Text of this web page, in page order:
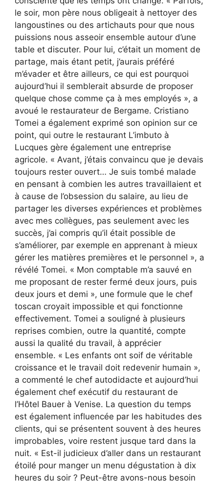
le soir, mon père nous obligeait à nettoyer des
langoustines ou des artichauts pour que nous
puissions nous asseoir ensemble autour d’une
table et discuter. Pour lui, c’était un moment de
partage, mais étant petit, j’aurais préféré
m’évader et être ailleurs, ce qui est pourquoi
aujourd’hui il semblerait absurde de proposer
quelque chose comme ça à mes employés », a
avoué le restaurateur de Bergame. Cristiano
Tomei a également exprimé son opinion sur ce
point, qui outre le restaurant L’imbuto à
Lucques gère également une entreprise
agricole. « Avant, j’étais convaincu que je devais
toujours rester ouvert… Je suis tombé malade
en pensant à combien les autres travaillaient et
à cause de l’obsession du salaire, au lieu de
partager les diverses expériences et problèmes
avec mes collègues, pas seulement avec les
succès, j’ai compris qu’il était possible de
s’améliorer, par exemple en apprenant à mieux
gérer les matières premières et le personnel », a
révélé Tomei. « Mon comptable m’a sauvé en
me proposant de rester fermé deux jours, puis
deux jours et demi », une formule que le chef
toscan croyait impossible et qui fonctionne
effectivement. Tomei a souligné à plusieurs
reprises combien, outre la quantité, compte
aussi la qualité du travail, à apprécier
ensemble. « Les enfants ont soif de véritable
croissance et le travail doit redevenir humain »,
a commenté le chef autodidacte et aujourd’hui
également chef exécutif du restaurant de
l’Hôtel Bauer à Venise. La question du temps
est également influencée par les habitudes des
clients, qui se présentent souvent à des heures
improbables, voire restent jusque tard dans la
nuit. « Est-il judicieux d’aller dans un restaurant
étoilé pour manger un menu dégustation à dix
heures du soir ? Peut-être avons-nous besoin